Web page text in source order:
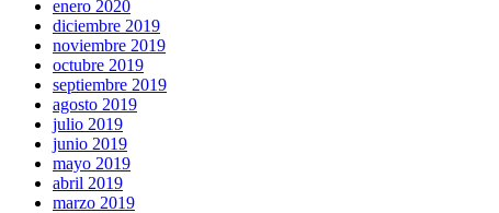
enero 2020
diciembre 2019
noviembre 2019
octubre 2019
septiembre 2019
agosto 2019
julio 2019
junio 2019
mayo 2019
abril 2019
marzo 2019